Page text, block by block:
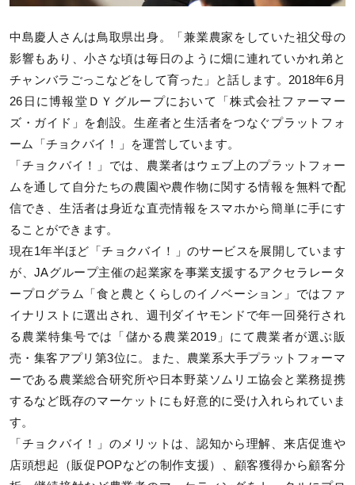
中島慶人さんは鳥取県出身。「兼業農家をしていた祖父母の
影響もあり、小さな頃は毎日のように畑に連れていかれ弟と
チャンバラごっこなどをして育った」と話します。2018年6月
26日に博報堂ＤＹグループにおいて「株式会社ファーマー
ズ・ガイド」を創設。生産者と生活者をつなぐプラットフォ
ーム「チョクバイ！」を運営しています。
「チョクバイ！」では、農業者はウェブ上のプラットフォー
ムを通して自分たちの農園や農作物に関する情報を無料で配
信でき、生活者は身近な直売情報をスマホから簡単に手にす
ることができます。
現在1年半ほど「チョクバイ！」のサービスを展開しています
が、JAグループ主催の起業家を事業支援するアクセラレータ
ープログラム「食と農とくらしのイノベーション」ではファ
イナリストに選出され、週刊ダイヤモンドで年一回発行され
る農業特集号では「儲かる農業2019」にて農業者が選ぶ販
売・集客アプリ第3位に。また、農業系大手プラットフォーマ
ーである農業総合研究所や日本野菜ソムリエ協会と業務提携
するなど既存のマーケットにも好意的に受け入れられていま
す。
「チョクバイ！」のメリットは、認知から理解、来店促進や
店頭想起（販促POPなどの制作支援）、顧客獲得から顧客分